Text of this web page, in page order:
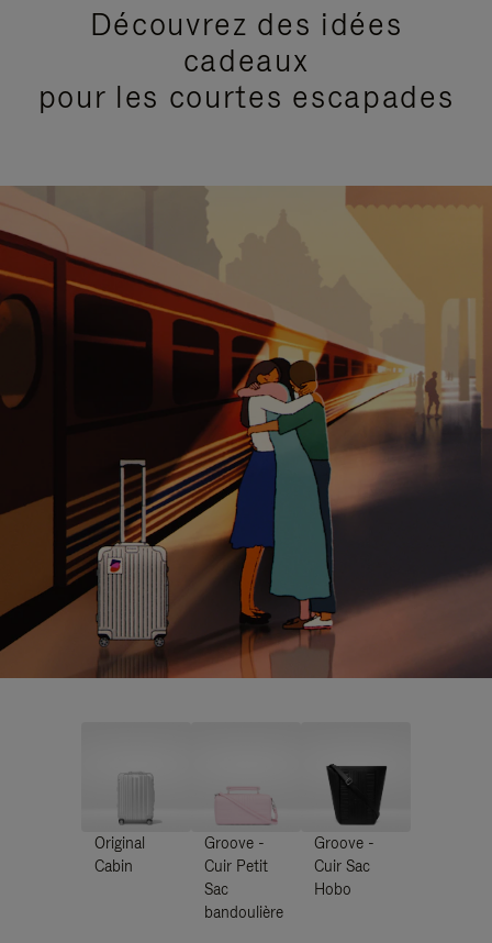
Découvrez des idées
cadeaux
pour les courtes escapades
Original
Cabin
Groove -
Cuir Petit
Sac
bandoulière
Groove -
Cuir Sac
Hobo